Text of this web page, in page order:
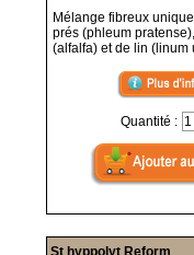
Mélange fibreux
prés (phleum
(alfalfa) et de lin (linum
Quantité :
St hyppolyt Reform